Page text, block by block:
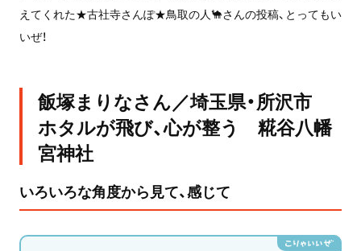
えてくれた★古社寺さんぽ★鳥取の人🐪さんの投稿、とってもい
いぜ！
飯塚まりなさん／埼玉県・所沢市
ホタルが飛び、心が整う 糀谷八幡
宮神社
いろいろな角度から見て、感じて